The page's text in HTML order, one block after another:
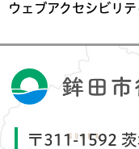
ウェブアクセシビリテ
〒311-1592